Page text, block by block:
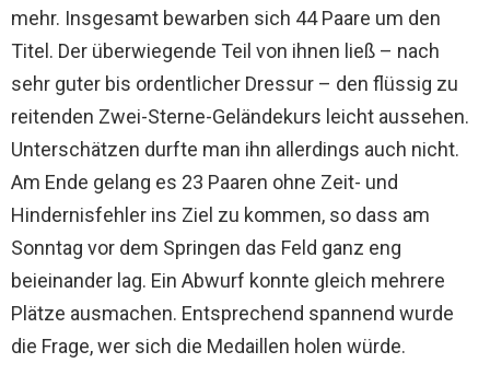
mehr. Insgesamt bewarben sich 44 Paare um den
Titel. Der überwiegende Teil von ihnen ließ – nach
sehr guter bis ordentlicher Dressur – den flüssig zu
reitenden Zwei-Sterne-Geländekurs leicht aussehen.
Unterschätzen durfte man ihn allerdings auch nicht.
Am Ende gelang es 23 Paaren ohne Zeit- und
Hindernisfehler ins Ziel zu kommen, so dass am
Sonntag vor dem Springen das Feld ganz eng
beieinander lag. Ein Abwurf konnte gleich mehrere
Plätze ausmachen. Entsprechend spannend wurde
die Frage, wer sich die Medaillen holen würde.